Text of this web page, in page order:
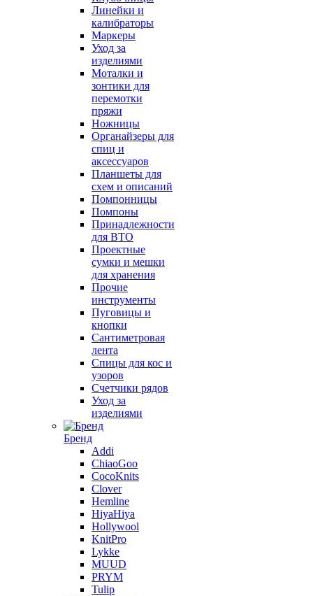
Линейки и
калибраторы
Маркеры
Уход за
изделиями
Моталки и
зонтики для
перемотки
пряжи
Ножницы
Органайзеры для
спиц и
аксессуаров
Планшеты для
схем и описаний
Помпонницы
Помпоны
Принадлежности
для ВТО
Проектные
сумки и мешки
для хранения
Прочие
инструменты
Пуговицы и
кнопки
Сантиметровая
лента
Спицы для кос и
узоров
Счетчики рядов
Уход за
изделиями
Бренд
Addi
ChiaoGoo
CocoKnits
Clover
Hemline
HiyaHiya
Hollywool
KnitPro
Lykke
MUUD
PRYM
Tulip